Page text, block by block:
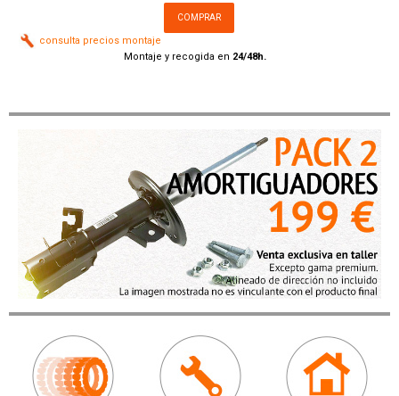
COMPRAR
consulta precios montaje
Montaje y recogida en 24/48h.